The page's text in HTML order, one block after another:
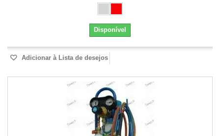
Disponível
Adicionar à Lista de desejos